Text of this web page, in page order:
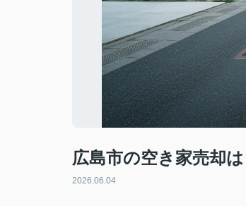
広島市の空き家売却
2026.06.04